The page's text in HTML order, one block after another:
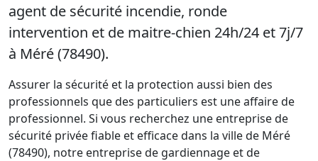
agent de sécurité incendie, ronde
intervention et de maitre-chien 24h/24 et 7j/7
à Méré (78490).
Assurer la sécurité et la protection aussi bien des
professionnels que des particuliers est une affaire de
professionnel. Si vous recherchez une entreprise de
sécurité privée fiable et efficace dans la ville de Méré
(78490), notre entreprise de gardiennage et de